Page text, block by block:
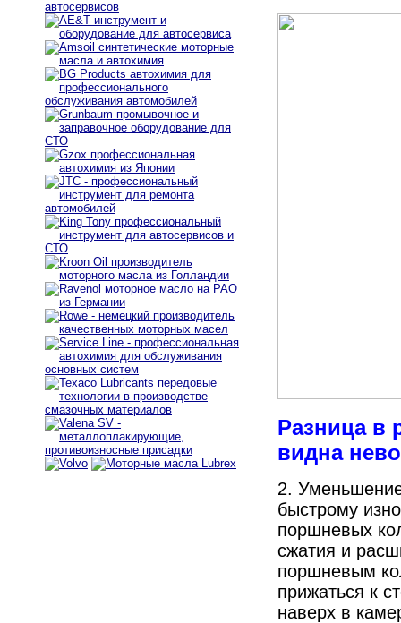
Разница в
видна
2.
быстрому
поршневых
сжатия и
поршневым
прижаться к
наверх в